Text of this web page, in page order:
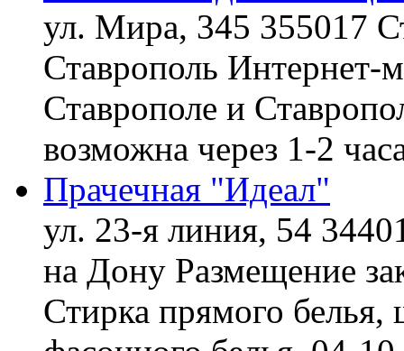
ул. Мира, 345 355017
Ставрополь Интернет-
Ставрополе и
возможна через 1-2
Прачечная "Идеал"
ул. 23-я линия, 54
на Дону Размещение
Стирка прямого